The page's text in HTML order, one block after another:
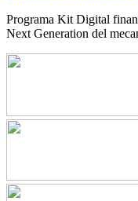
Programa Kit Digital
Next Generation del